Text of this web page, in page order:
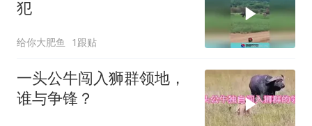
犯
给你大肥鱼 1跟贴
一头公牛闯入狮群领地，
谁与争锋？